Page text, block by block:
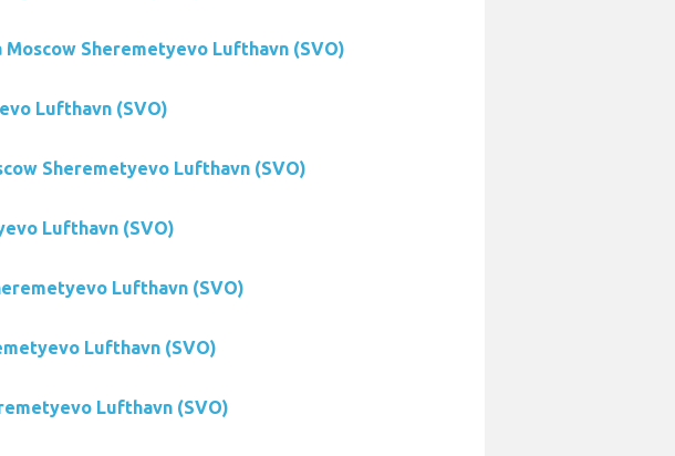
Sheremetyevo Lufthavn (SVO)
Lufthavn (SVO)
Sheremetyevo Lufthavn (SVO)
Lufthavn (SVO)
Lufthavn (SVO)
Lufthavn (SVO)
Lufthavn (SVO)